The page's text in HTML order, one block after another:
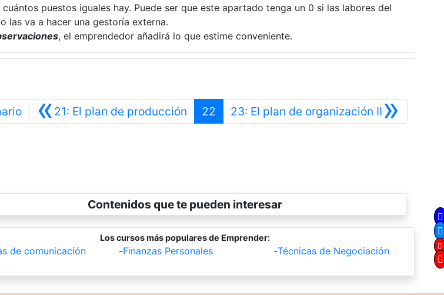
cuántos puestos iguales hay. Puede ser que este apartado tenga un 0 si las labores del
las va a hacer una gestoría externa.
, el emprendedor añadirá lo que estime conveniente.
«21: El plan de producción Anterior
22 »
23: El plan de organización II Siguiente
Contenidos que te pueden interesar
Los cursos más populares de Emprender:
de comunicación -Finanzas Personales -Técnicas de Negociación